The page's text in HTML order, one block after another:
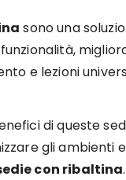
sono una
e lezioni
di queste
gli ambienti
con ribaltina.